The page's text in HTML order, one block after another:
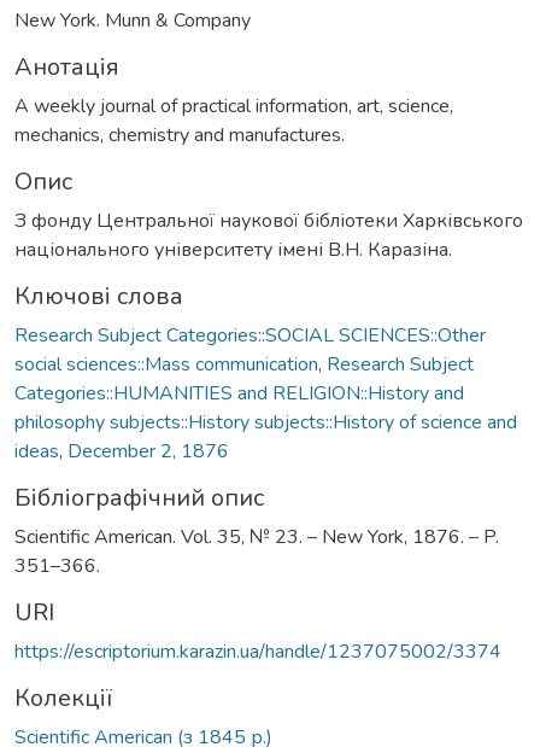
New York. Munn & Company
Анотація
A weekly journal of practical information, art, science,
mechanics, chemistry and manufactures.
Опис
З фонду Центральної наукової бібліотеки Харківського
національного університету імені В.Н. Каразіна.
Ключові слова
Research Subject Categories::SOCIAL SCIENCES::Other
social sciences::Mass communication, Research Subject
Categories::HUMANITIES and RELIGION::History and
philosophy subjects::History subjects::History of science and
ideas, December 2, 1876
Бібліографічний опис
Scientific American. Vol. 35, № 23. – New York, 1876. – P.
351–366.
URI
https://escriptorium.karazin.ua/handle/1237075002/3374
Колекції
Scientific American (з 1845 р.)